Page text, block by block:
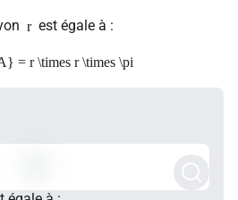
r est égale à :
= r \times r \times \pi